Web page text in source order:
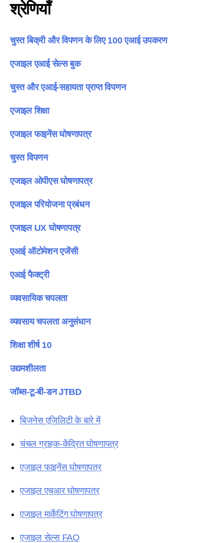
श्रेणियाँ
चुस्त बिक्री और विपणन के लिए 100 एआई उपकरण
एजाइल एआई सेल्स बुक
चुस्त और एआई-सहायता प्राप्त विपणन
एजाइल शिक्षा
एजाइल फाइनेंस घोषणापत्र
चुस्त विपणन
एजाइल ओपीएस घोषणापत्र
एजाइल परियोजना प्रबंधन
एजाइल UX घोषणापत्र
एआई ऑटोमेशन एजेंसी
एआई फैक्ट्री
व्यवसायिक चपलता
व्यवसाय चपलता अनुसंधान
शिक्षा शीर्ष 10
उद्यमशीलता
जॉब्स-टू-बी-डन JTBD
बिजनेस एजिलिटी के बारे में
चंचल ग्राहक-केंद्रित घोषणापत्र
एजाइल फाइनेंस घोषणापत्र
एजाइल एचआर घोषणापत्र
एजाइल मार्केटिंग घोषणापत्र
एजाइल सेल्स FAQ